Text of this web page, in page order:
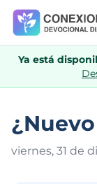
Ya está
viernes, 31 de